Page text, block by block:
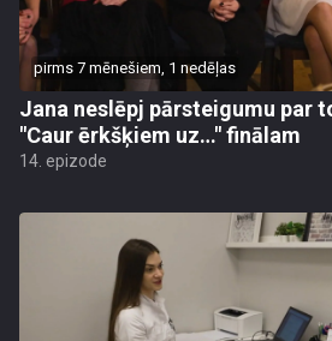
pirms 7 mēnešiem, 1 nedēļas
Jana neslēpj pārsteigumu par
"Caur ērkšķiem uz…" finālam
14. epizode